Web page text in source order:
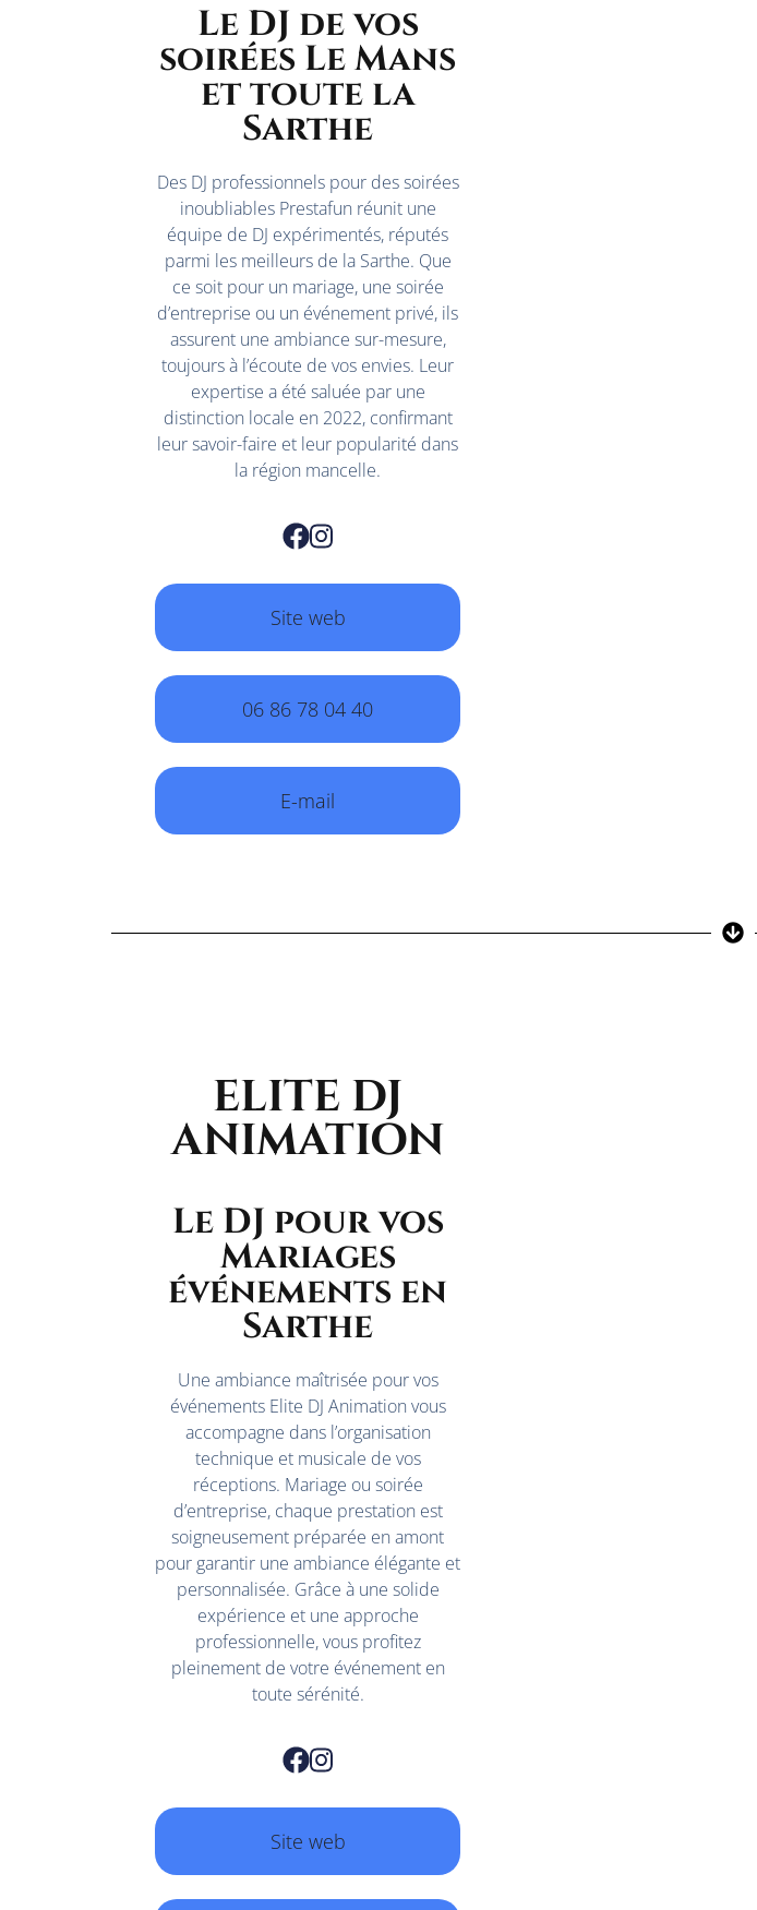
Le DJ de vos
soirées Le Mans
et toute la
Sarthe
Des DJ professionnels pour des soirées
inoubliables Prestafun réunit une
équipe de DJ expérimentés, réputés
parmi les meilleurs de la Sarthe. Que
ce soit pour un mariage, une soirée
d’entreprise ou un événement privé, ils
assurent une ambiance sur-mesure,
toujours à l’écoute de vos envies. Leur
expertise a été saluée par une
distinction locale en 2022, confirmant
leur savoir-faire et leur popularité dans
la région mancelle.
Site web
06 86 78 04 40
E-mail
ELITE DJ
ANIMATION
Le DJ pour vos
Mariages
événements en
Sarthe
Une ambiance maîtrisée pour vos
événements Elite DJ Animation vous
accompagne dans l’organisation
technique et musicale de vos
réceptions. Mariage ou soirée
d’entreprise, chaque prestation est
soigneusement préparée en amont
pour garantir une ambiance élégante et
personnalisée. Grâce à une solide
expérience et une approche
professionnelle, vous profitez
pleinement de votre événement en
toute sérénité.
Site web